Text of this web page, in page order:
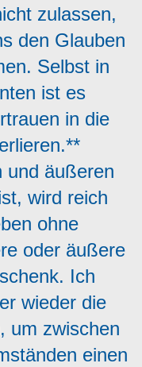
zulassen,
den Glauben
Selbst in
ist es
in die
und äußeren
wird reich
ohne
oder äußere
Ich
wieder die
um zwischen
einen